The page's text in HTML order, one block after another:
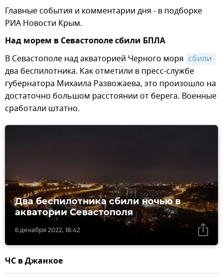
Главные события и комментарии дня - в подборке
РИА Новости Крым.
Над морем в Севастополе сбили БПЛА
В Севастополе над акваторией Черного моря
два беспилотника. Как отметили в пресс-службе
губернатора Михаила Развожаева, это произошло на
достаточно большом расстоянии от берега. Военные
сработали штатно.
6 декабря 2022, 18:42
Два беспилотника сбили ночью в
акватории Севастополя
ЧС в Джанкое